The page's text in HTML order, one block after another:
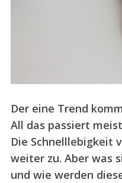
Der eine Trend
All das passiert
Die Schnelllebigkeit
weiter zu. Aber was
und wie werden